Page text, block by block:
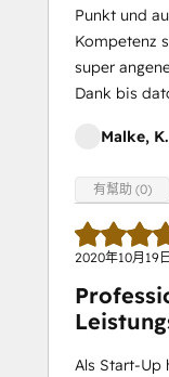
Punkt und
Kompetenz
super
Dank bis
Malke, K.
有幫助 (0)
2020年10月19日
Als Start-Up